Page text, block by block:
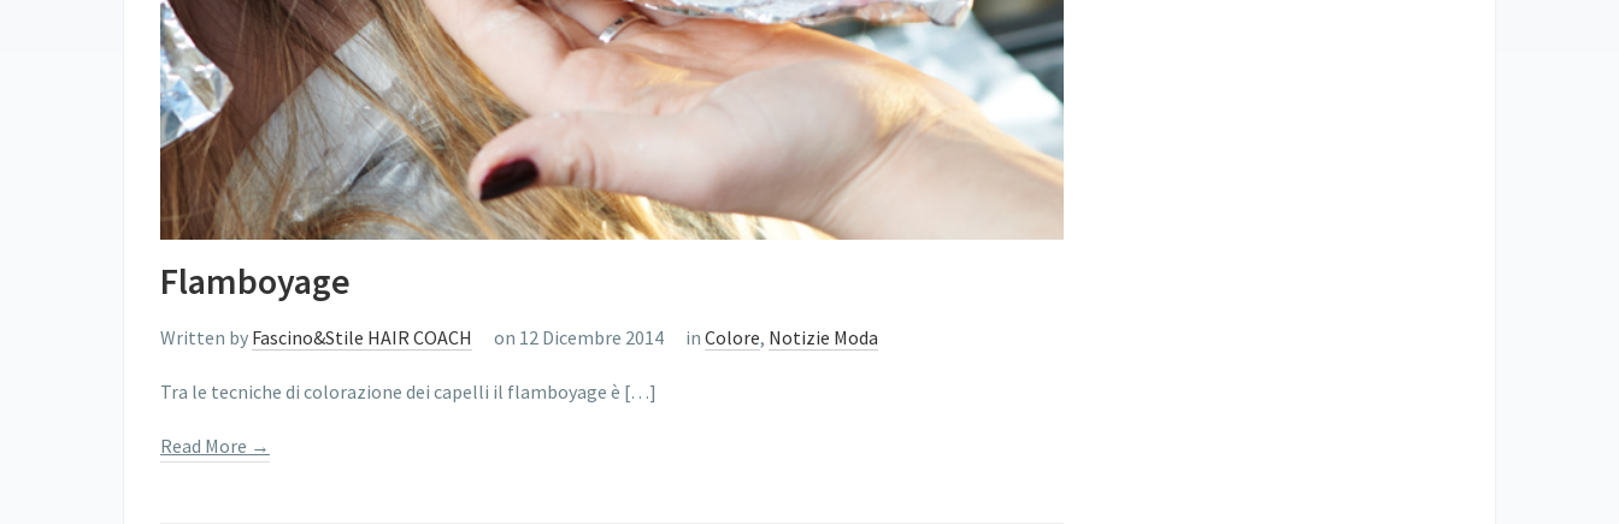
Flamboyage
Written by Fascino&Stile HAIR COACH on 12 Dicembre 2014 in Colore, Notizie Moda
Tra le tecniche di colorazione dei capelli il flamboyage è […]
Read More →